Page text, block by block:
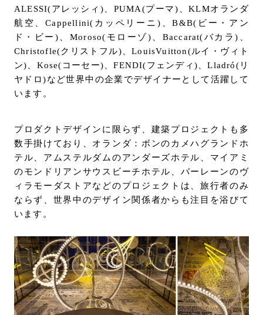
ALESSI(アレッシィ)、PUMA(プーマ)、KLMオランダ
航空、Cappellini(カッペリーニ)、B&B(ビー・アン
ド・ビー)、Moroso(モローゾ)、Baccarat(バカラ)、
Christofle(クリストフル)、LouisVuitton(ルイ・ヴィト
ン)、Kose(コーセー)、FENDI(フェンディ)、Lladró(リ
ヤドロ)など世界中の企業でデザイナーとして活躍して
います。
プロダクトデザインに限らず、建築プロジェクトも多
数手掛けており、オランダ：ボンのカメハグランドホ
テル、アムステルダムのアンダーズホテル、マイアミ
のモンドリアンサウスビーチホテル、バーレーンのヴ
ィラモーダストアなどのプロジェクトは、旅行者のみ
ならず、世界中のデザイン関係者からも注目を浴びて
います。